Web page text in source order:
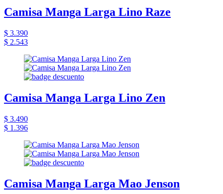
Camisa Manga Larga Lino Raze
$ 3.390
$ 2.543
Camisa Manga Larga Lino Zen
$ 3.490
$ 1.396
Camisa Manga Larga Mao Jenson